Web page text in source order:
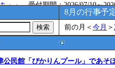
」」 受付期間：2026/07/10～
クラブ」
」 受付期間：2026/07/
クラブ」
」 受付期間：2026/08/10
んびぷち」
」 受付期間：2026/
夏！！第11回 水中レクリエー
8月の行事予
前の月 ＜今月 ＞
公民館「ぴかりんプール」であそ